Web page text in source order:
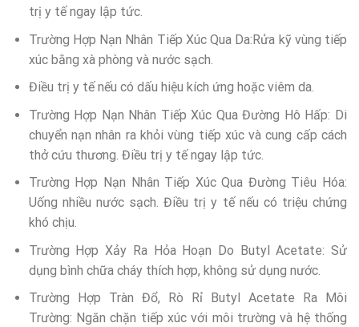
trị y tế ngay lập tức.
Trường Hợp Nạn Nhân Tiếp Xúc Qua Da:Rửa kỹ vùng tiếp
xúc bằng xà phòng và nước sạch.
Điều trị y tế nếu có dấu hiệu kích ứng hoặc viêm da.
Trường Hợp Nạn Nhân Tiếp Xúc Qua Đường Hô Hấp: Di
chuyển nạn nhân ra khỏi vùng tiếp xúc và cung cấp cách
thở cứu thương. Điều trị y tế ngay lập tức.
Trường Hợp Nạn Nhân Tiếp Xúc Qua Đường Tiêu Hóa:
Uống nhiều nước sạch. Điều trị y tế nếu có triệu chứng
khó chịu.
Trường Hợp Xảy Ra Hỏa Hoạn Do Butyl Acetate: Sử
dụng bình chữa cháy thích hợp, không sử dụng nước.
Trường Hợp Tràn Đổ, Rò Rỉ Butyl Acetate Ra Môi
Trường: Ngăn chặn tiếp xúc với môi trường và hệ thống